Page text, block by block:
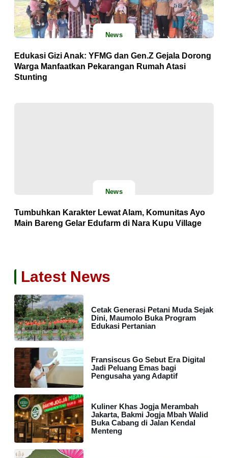
News
Edukasi Gizi Anak: YFMG dan Gen.Z Gejala Dorong
Warga Manfaatkan Pekarangan Rumah Atasi
Stunting
News
Tumbuhkan Karakter Lewat Alam, Komunitas Ayo
Main Bareng Gelar Edufarm di Nara Kupu Village
Latest News
Cetak Generasi Petani Muda Sejak
Dini, Maumolo Buka Program
Edukasi Pertanian
Fransiscus Go Sebut Era Digital
Jadi Peluang Emas bagi
Pengusaha yang Adaptif
Kuliner Khas Jogja Merambah
Jakarta, Bakmi Jogja Mbah Walid
Buka Cabang di Jalan Kendal
Menteng